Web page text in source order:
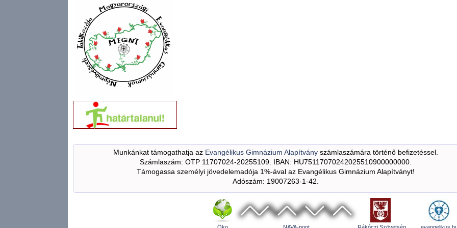
Munkánkat támogathatja az Evangélikus Gimnázium Alapítványszámlaszámára történő befizetéssel.
Számlaszám: OTP 11707024-20255109. IBAN: HU75117070242025510900000000.
Támogassa személyi jövedelemadója 1%-ával az Evangélikus Gimnázium Alapítványt!
Adószám: 19007263-1-42.